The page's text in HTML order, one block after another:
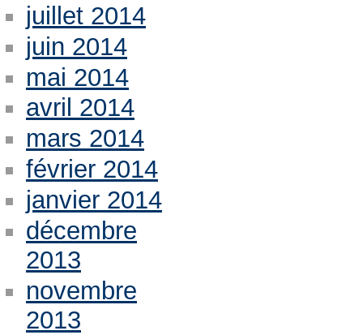
juillet 2014
juin 2014
mai 2014
avril 2014
mars 2014
février 2014
janvier 2014
décembre
2013
novembre
2013